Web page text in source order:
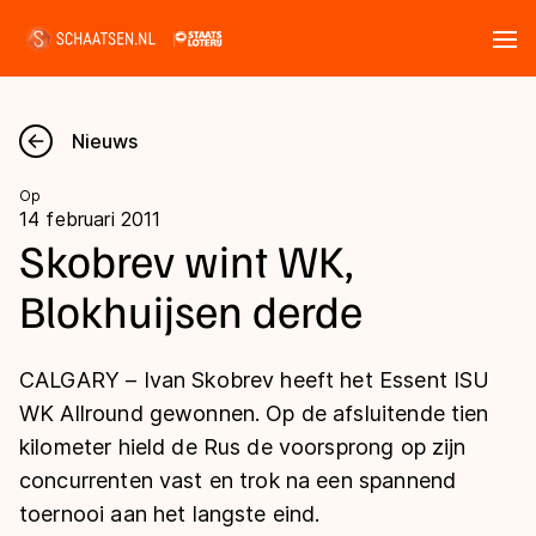
Nieuws
Kalender
Disciplines
Langebaan
Shorttrack
Inlineskaten
Uitslagen
Langebaan
Shorttrack
Marathon
Tijden & historie
Ranglijsten Langebaan
Nieuws
Op
14 februari 2011
Skobrev wint WK,
Blokhuijsen derde
CALGARY – Ivan Skobrev heeft het Essent ISU
WK Allround gewonnen. Op de afsluitende tien
kilometer hield de Rus de voorsprong op zijn
concurrenten vast en trok na een spannend
toernooi aan het langste eind.